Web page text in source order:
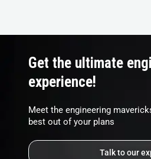
Get the ultimate
experience!
Meet the engineering
best out of your plans
Talk to our